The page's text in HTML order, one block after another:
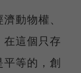
動物權、
這個只存
等的，創